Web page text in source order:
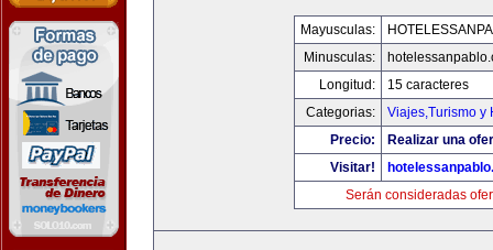
Mayusculas:
Minusculas:
Longitud:
15 caracteres
Categorias:
Viajes,Turismo y
Precio:
Realizar una
Visitar!
Serán consideradas